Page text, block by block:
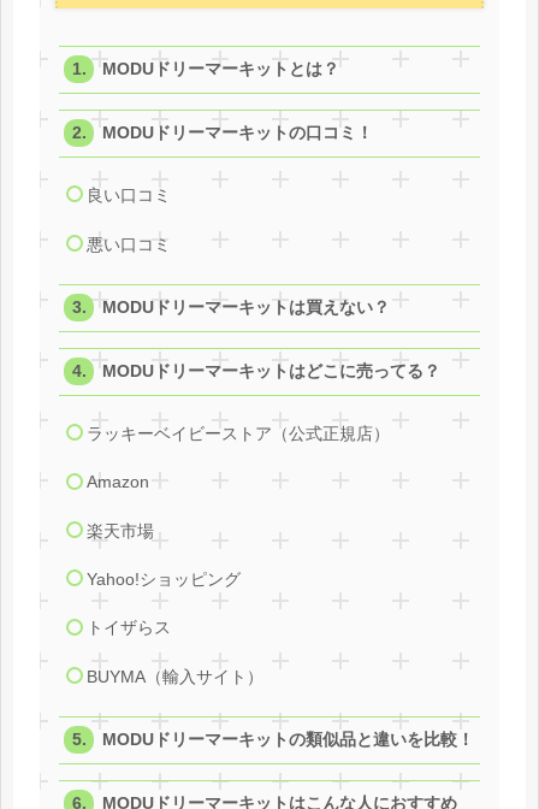
MODUドリーマーキットとは？
MODUドリーマーキットの口コミ！
良い口コミ
悪い口コミ
MODUドリーマーキットは買えない？
MODUドリーマーキットはどこに売ってる？
ラッキーベイビーストア（公式正規店）
Amazon
楽天市場
Yahoo!ショッピング
トイザらス
BUYMA（輸入サイト）
MODUドリーマーキットの類似品と違いを比較！
MODUドリーマーキットはこんな人におすすめ